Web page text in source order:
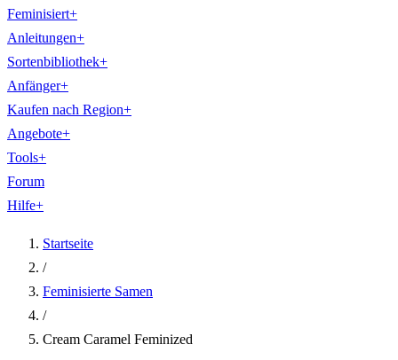
Feminisiert+
Anleitungen+
Sortenbibliothek+
Anfänger+
Kaufen nach Region+
Angebote+
Tools+
Forum
Hilfe+
Startseite
/
Feminisierte Samen
/
Cream Caramel Feminized